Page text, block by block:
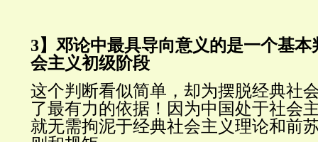
3】邓论中最具导向意义的是一个基
会主义初级阶段
这个判断看似简单，却为摆脱经典社
了最有力的依据！因为中国处于社会
就无需拘泥于经典社会主义理论和前